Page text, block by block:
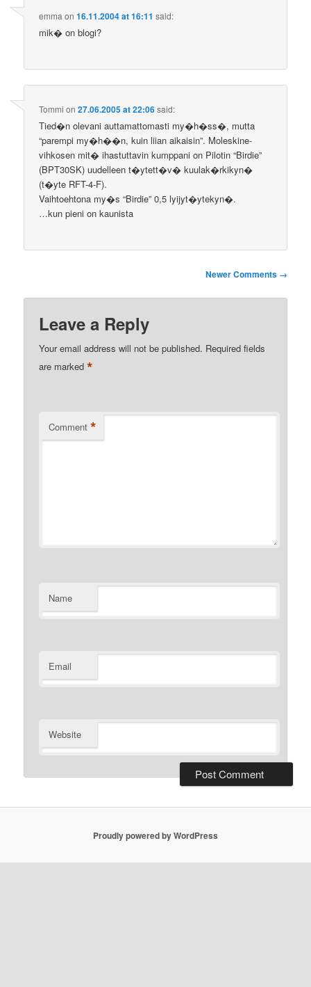
emma on16.11.2004 at 16:11 said:
mik� on blogi?
Tommi on27.06.2005 at 22:06said:
Tied�n olevani auttamattomasti my�h�ss�, mutta
“parempi my�h��n, kuin liian aikaisin”. Moleskine-
vihkosen mit� ihastuttavin kumppani on Pilotin “Birdie”
(BPT30SK) uudelleen t�ytett�v� kuulak�rkikyn�
(t�yte RFT-4-F).
Vaihtoehtona my�s “Birdie” 0,5 lyijyt�ytekyn�.
…kun pieni on kaunista
Newer Comments →
Leave a Reply
Your email address will not be published. Required fields
are marked*
Comment *
Name
Email
Website
Proudly powered by WordPress